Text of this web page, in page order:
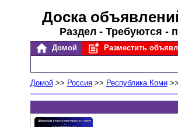
Доска
Раздел - Требуются -
Домой Разместить
Домой>> Россия>> Республика Коми>>